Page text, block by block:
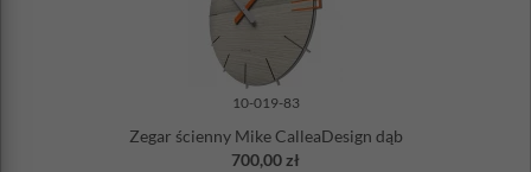
10-019-83
Zegar ścienny Mike CalleaDesign dąb
700,00 zł